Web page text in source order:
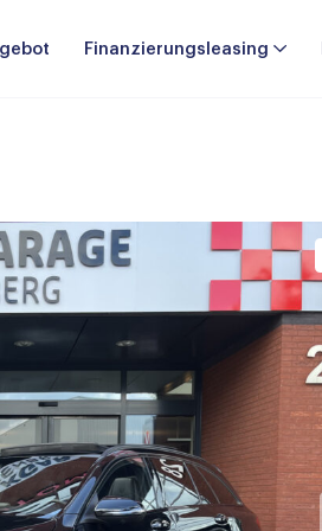
Finanzierungsleasing